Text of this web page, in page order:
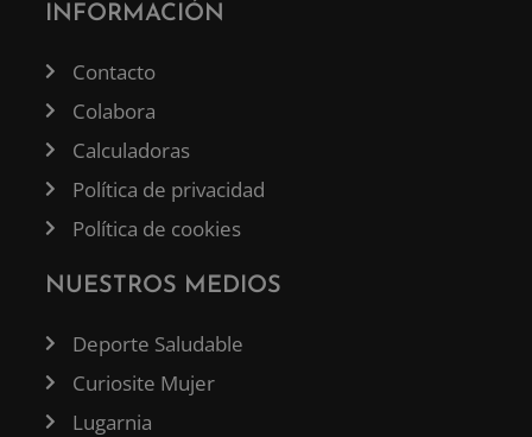
INFORMACIÓN
Contacto
Colabora
Calculadoras
Política de privacidad
Política de cookies
NUESTROS MEDIOS
Deporte Saludable
Curiosite Mujer
Lugarnia